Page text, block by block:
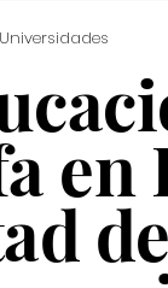
Universidades
en